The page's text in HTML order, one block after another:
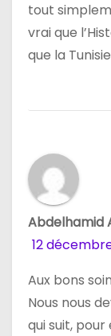
tout
vrai que
que la
Abdelhamid
12
Aux bons
Nous nous
qui suit,